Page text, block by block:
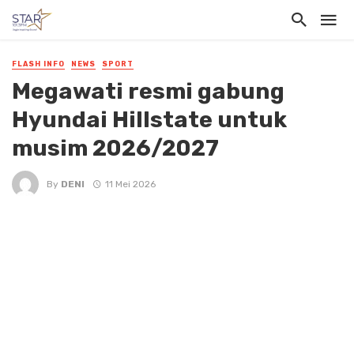
FLASH INFO NEWS SPORT
Megawati resmi gabung
Hyundai Hillstate untuk
musim 2026/2027
By DENI 11 Mei 2026